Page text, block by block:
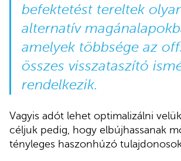
befektetést tereltek
alternatív
amelyek többsége az
összes visszataszító
rendelkezik.
Vagyis adót lehet optimalizálni
céljuk pedig, hogy elbújhassanak
tényleges haszonhúzó